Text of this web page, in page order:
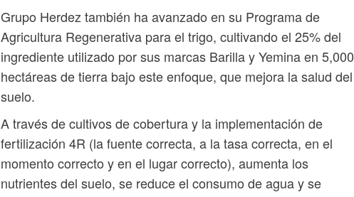
Grupo Herdez también ha avanzado en su Programa de
Agricultura Regenerativa para el trigo, cultivando el 25% del
ingrediente utilizado por sus marcas Barilla y Yemina en 5,000
hectáreas de tierra bajo este enfoque, que mejora la salud del
suelo.
A través de cultivos de cobertura y la implementación de
fertilización 4R (la fuente correcta, a la tasa correcta, en el
momento correcto y en el lugar correcto), aumenta los
nutrientes del suelo, se reduce el consumo de agua y se